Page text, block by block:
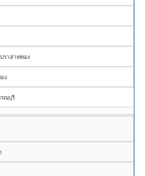
ราสาททอง
ง
ณบุรี